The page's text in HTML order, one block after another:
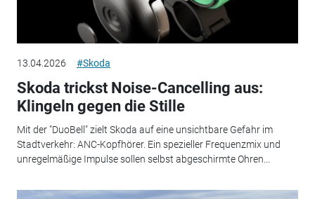
13.04.2026 #Skoda
Skoda trickst Noise-Cancelling aus:
Klingeln gegen die Stille
Mit der "DuoBell" zielt Skoda auf eine unsichtbare Gefahr im
Stadtverkehr: ANC-Kopfhörer. Ein spezieller Frequenzmix und
unregelmäßige Impulse sollen selbst abgeschirmte Ohren...